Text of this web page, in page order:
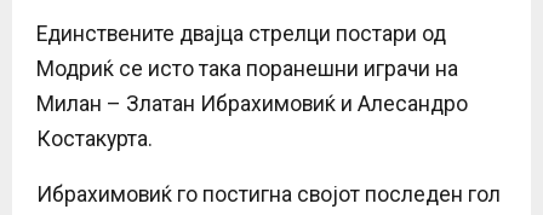
Единствените двајца стрелци постари од
Модриќ се исто така поранешни играчи на
Милан – Златан Ибрахимовиќ и Алесандро
Костакурта.
Ибрахимовиќ го постигна својот последен гол